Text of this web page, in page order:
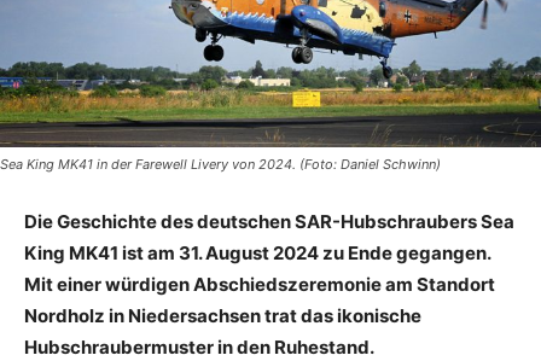
Sea King MK41 in der Farewell Livery von 2024. (Foto: Daniel Schwinn)
Die Geschichte des deutschen SAR-Hubschraubers Sea
King MK41 ist am 31. August 2024 zu Ende gegangen.
Mit einer würdigen Abschiedszeremonie am Standort
Nordholz in Niedersachsen trat das ikonische
Hubschraubermuster in den Ruhestand.